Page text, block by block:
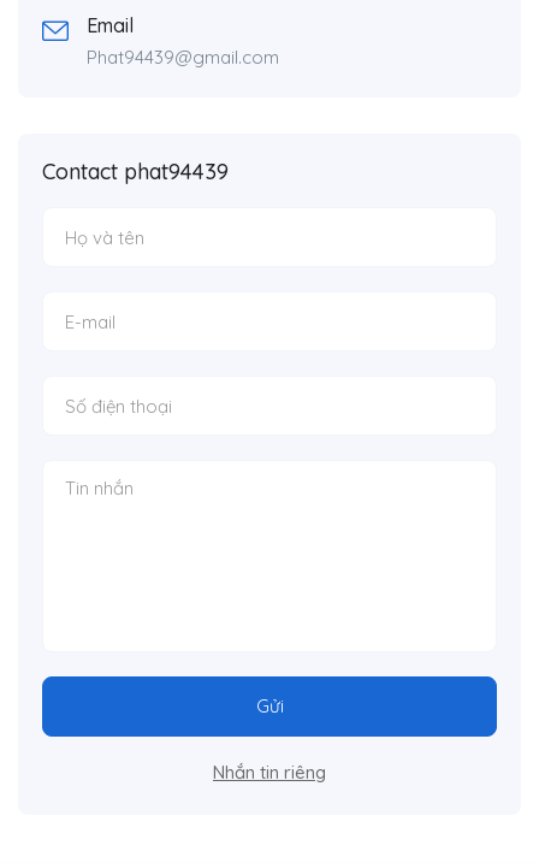
Email
Phat94439@gmail.com
Contact phat94439
Gửi
Nhắn tin riêng